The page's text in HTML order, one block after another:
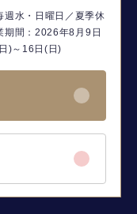
週水・日曜日／夏季休
期間：2026年8月9日
)～16日(日)